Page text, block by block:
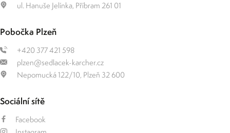
ul. Hanuše Jelínka, Příbram 261 01
Pobočka Plzeň
+420 377 421 598
plzen@sedlacek-karcher.cz
Nepomucká 122/10, Plzeň 32 600
Sociální sítě
Facebook